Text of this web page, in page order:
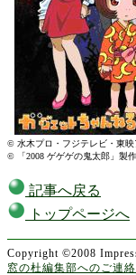
© 水木プロ・フジテレビ・東映
© 「2008 ゲゲゲの鬼太郎」製
記事へ戻る
トップページへ
Copyright ©2008
窓の杜編集部へのご連